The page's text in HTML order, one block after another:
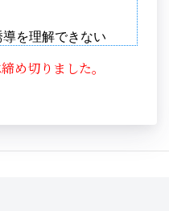
め切りました。